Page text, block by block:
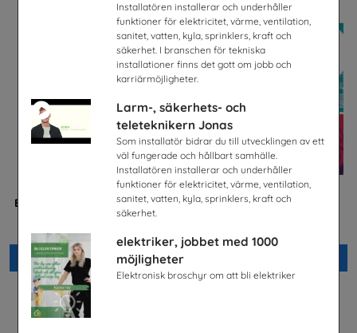
Installatören installerar och underhåller
funktioner för elektricitet, värme, ventilation,
sanitet, vatten, kyla, sprinklers, kraft och
säkerhet. I branschen för tekniska
installationer finns det gott om jobb och
karriärmöjligheter.
Larm-, säkerhets- och
teleteknikern Jonas
Som installatör bidrar du till utvecklingen av ett
väl fungerade och hållbart samhälle.
Installatören installerar och underhåller
funktioner för elektricitet, värme, ventilation,
sanitet, vatten, kyla, sprinklers, kraft och
säkerhet.
elektriker, jobbet med 1000
möjligheter
Elektronisk broschyr om att bli elektriker
Betald praktik som ingenjör
Beställ 0kr
Bygg- och